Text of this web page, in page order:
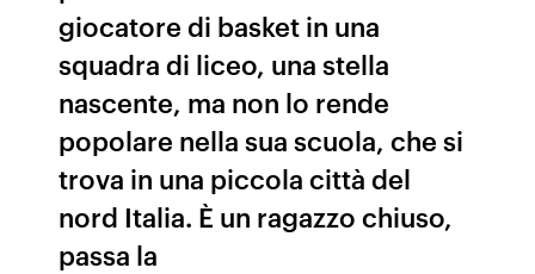
giocatore di basket in una
squadra di liceo, una stella
nascente, ma non lo rende
popolare nella sua scuola, che si
trova in una piccola città del
nord Italia. È un ragazzo chiuso,
passa la